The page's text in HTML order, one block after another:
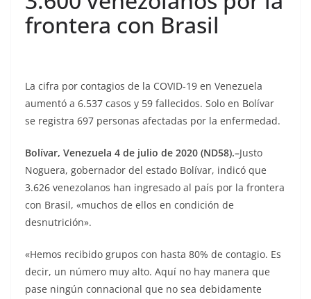
frontera con Brasil
La cifra por contagios de la COVID-19 en Venezuela
aumentó a 6.537 casos y 59 fallecidos. Solo en Bolívar
se registra 697 personas afectadas por la enfermedad.
Bolívar, Venezuela 4 de julio de 2020 (ND58).–Justo
Noguera, gobernador del estado Bolívar, indicó que
3.626 venezolanos han ingresado al país por la frontera
con Brasil, «muchos de ellos en condición de
desnutrición».
«Hemos recibido grupos con hasta 80% de contagio. Es
decir, un número muy alto. Aquí no hay manera que
pase ningún connacional que no sea debidamente